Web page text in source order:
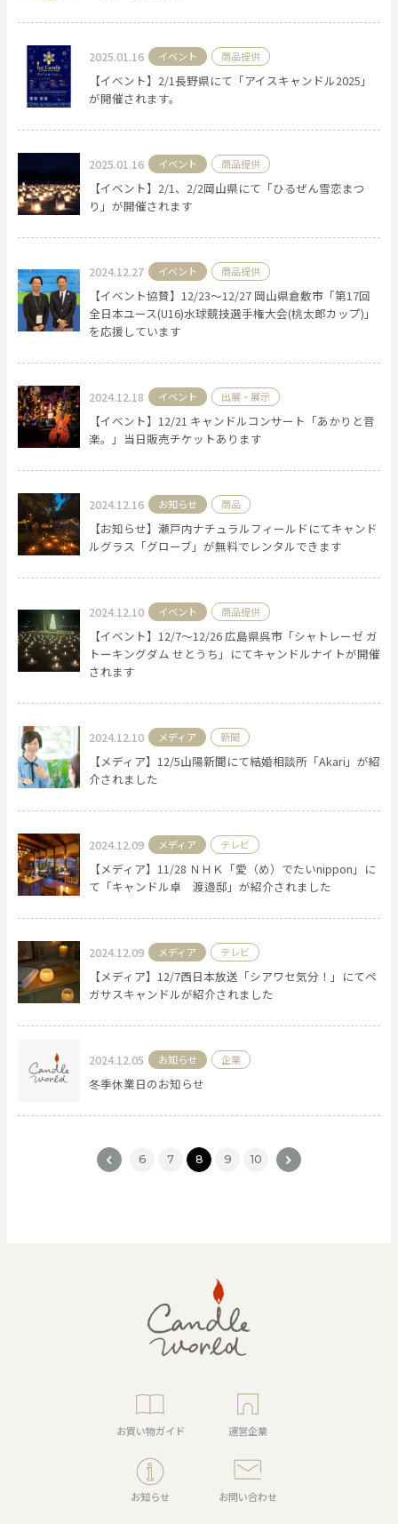
2025.01.16 イベント 商品提供
【イベント】2/1長野県にて「アイスキャンドル2025」
が開催されます。
2025.01.16 イベント 商品提供
【イベント】2/1、2/2岡山県にて「ひるぜん雪恋まつ
り」が開催されます
2024.12.27 イベント 商品提供
【イベント協賛】12/23〜12/27 岡山県倉敷市「第17回
全日本ユース(U16)水球競技選手権大会(桃太郎カップ)」
を応援しています
2024.12.18 イベント 出展・展示
【イベント】12/21 キャンドルコンサート「あかりと音
楽。」当日販売チケットあります
2024.12.16 お知らせ 商品
【お知らせ】瀬戸内ナチュラルフィールドにてキャンド
ルグラス「グローブ」が無料でレンタルできます
2024.12.10 イベント 商品提供
【イベント】12/7〜12/26 広島県呉市「シャトレーゼ ガ
トーキングダム せとうち」にてキャンドルナイトが開催
されます
2024.12.10 メディア 新聞
【メディア】12/5山陽新聞にて結婚相談所「Akari」が紹
介されました
2024.12.09 メディア テレビ
【メディア】11/28 ＮＨＫ「愛（め）でたいnippon」に
て「キャンドル卓 渡邉邸」が紹介されました
2024.12.09 メディア テレビ
【メディア】12/7西日本放送「シアワセ気分！」にてペ
ガサスキャンドルが紹介されました
2024.12.05 お知らせ 企業
冬季休業日のお知らせ
< 6 7 8 9 10 >
お買い物ガイド 運営企業
お知らせ お問い合わせ